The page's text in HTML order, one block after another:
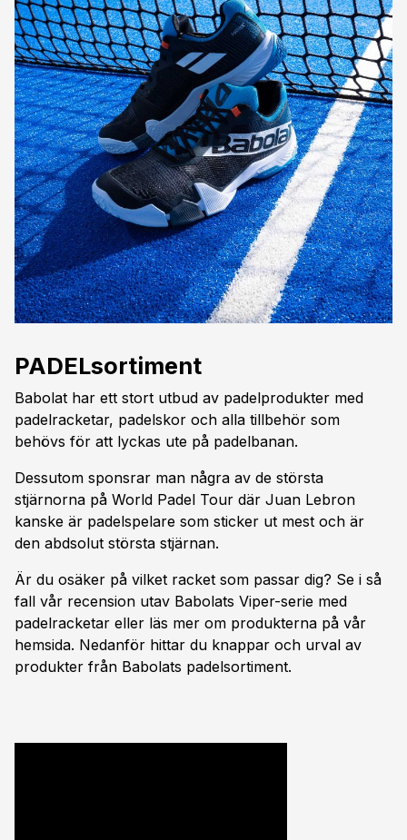
PADELsortiment
Babolat har ett stort utbud av padelprodukter med
padelracketar, padelskor och alla tillbehör som
behövs för att lyckas ute på padelbanan.
Dessutom sponsrar man några av de största
stjärnorna på World Padel Tour där Juan Lebron
kanske är padelspelare som sticker ut mest och är
den abdsolut största stjärnan.
Är du osäker på vilket racket som passar dig? Se i så
fall vår recension utav Babolats Viper-serie med
padelracketar eller läs mer om produkterna på vår
hemsida. Nedanför hittar du knappar och urval av
produkter från Babolats padelsortiment.